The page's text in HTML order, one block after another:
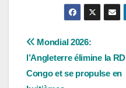
Navigation
de
Mondial 2026:
l’Angleterre élimine la RD
Congo et se propulse en